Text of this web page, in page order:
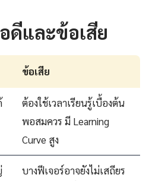
ดีและข้อเสีย
ข้อเสีย
ต้องใช้เวลาเรียนรู้เบื้องต้น
พอสมควร มี Learning
Curve สูง
บางฟีเจอร์อาจยังไม่เสถียร